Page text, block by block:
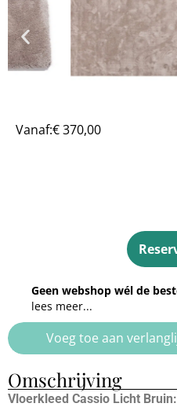
Vanaf:€370,00
Geen webshop wél de
lees meer...
Voeg toe aan
Omschrijving
Vloerkleed Cassio Licht